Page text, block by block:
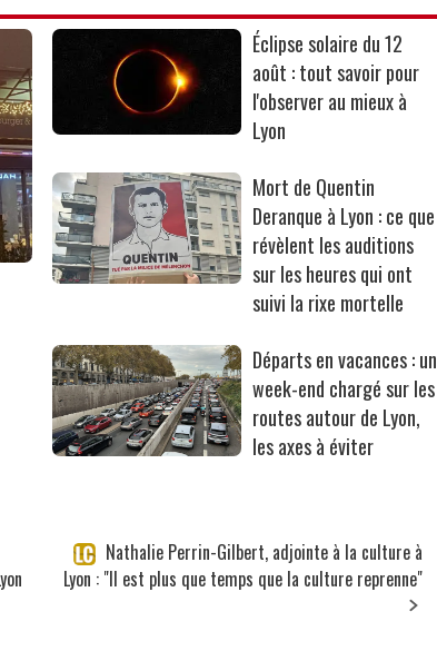
Éclipse solaire du 12
août : tout savoir pour
l'observer au mieux à
Lyon
Mort de Quentin
Deranque à Lyon : ce que
révèlent les auditions
sur les heures qui ont
suivi la rixe mortelle
Départs en vacances : un
week-end chargé sur les
routes autour de Lyon,
les axes à éviter
Nathalie Perrin-Gilbert, adjointe à la culture à
Lyon : "Il est plus que temps que la culture reprenne"